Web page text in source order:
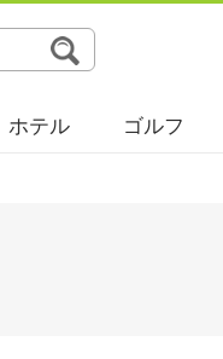
ホテル ゴルフ